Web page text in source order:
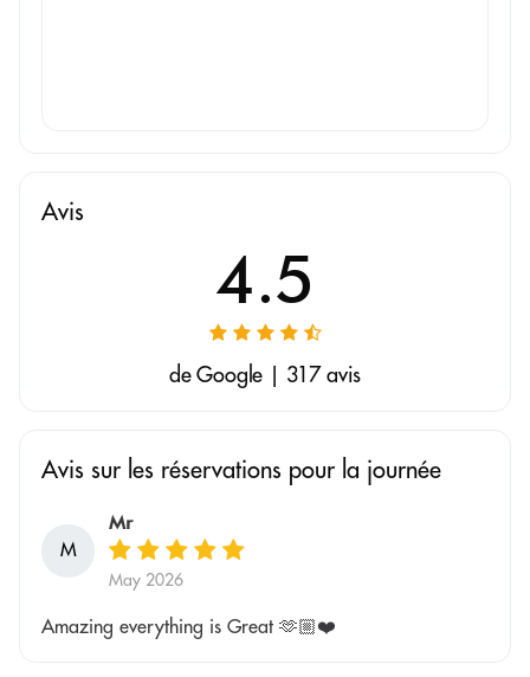
Avis
4.5
de Google | 317 avis
Avis sur les réservations pour la journée
M
Mr
May 2026
Amazing everything is Great 🫶🏼❤️